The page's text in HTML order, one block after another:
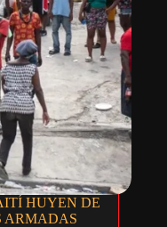
HUYEN DE
ARMADAS